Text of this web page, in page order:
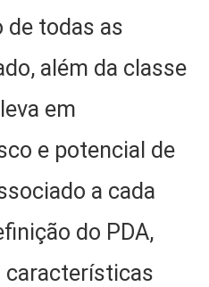
de todas as
além da classe
em
e potencial de
a cada
do PDA,
características